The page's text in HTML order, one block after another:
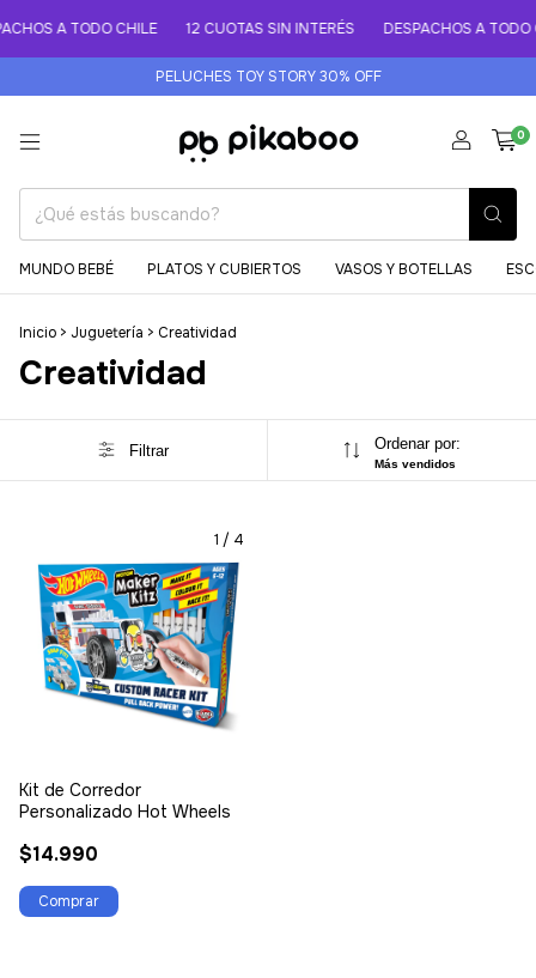
A TODO CHILE 12 CUOTAS SIN INTERÉS DESPACHOS A TODO
PELUCHES TOY STORY 30% OFF
0
MUNDO BEBÉ PLATOS Y CUBIERTOS VASOS Y BOTELLAS
Inicio > Juguetería > Creatividad
Creatividad
Filtrar Ordenar por:
Más vendidos
1 / 4
Kit de Corredor
Personalizado Hot Wheels
$14.990